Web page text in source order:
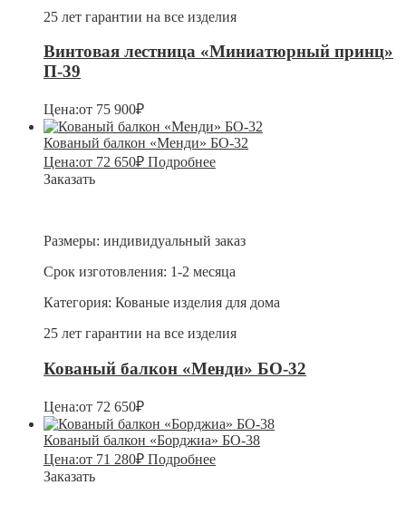
25 лет гарантии на все изделия
Винтовая лестница «Миниатюрный принц»
П-39
Цена:от 75 900₽
Кованый балкон «Менди» БО-32
Цена:от 72 650₽ Подробнее
Заказать
Размеры: индивидуальный заказ
Срок изготовления: 1-2 месяца
Категория: Кованые изделия для дома
25 лет гарантии на все изделия
Кованый балкон «Менди» БО-32
Цена:от 72 650₽
Кованый балкон «Борджиа» БО-38
Цена:от 71 280₽ Подробнее
Заказать